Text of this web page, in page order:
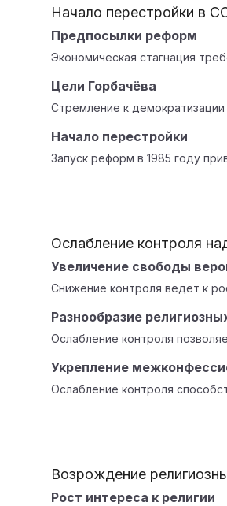
Начало перестройки в
Предпосылки реформ
Экономическая стагнация
Цели Горбачёва
Стремление к
Начало перестройки
Запуск реформ в 1985 году
Ослабление контроля
Увеличение свободы
Снижение контроля ведет к
Разнообразие
Ослабление контроля
Укрепление
Ослабление контроля
Возрождение
Рост интереса к религии